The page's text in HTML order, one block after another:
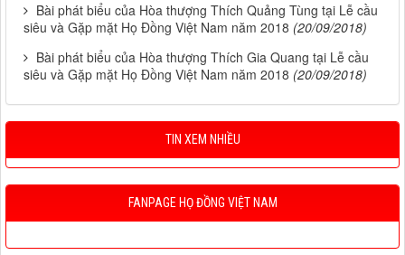
Bài phát biểu của Hòa thượng Thích Quảng Tùng tại Lễ cầu
siêu và Gặp mặt Họ Đồng Việt Nam năm 2018 (20/09/2018)
Bài phát biểu của Hòa thượng Thích Gia Quang tại Lễ cầu
siêu và Gặp mặt Họ Đồng Việt Nam năm 2018 (20/09/2018)
TIN XEM NHIỀU
FANPAGE HỌ ĐỒNG VIỆT NAM